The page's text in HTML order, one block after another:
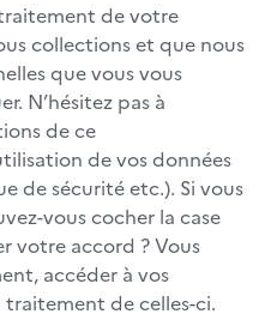
de votre
collections et que nous
que vous vous
N’hésitez pas à
de ce
de vos données
de sécurité etc.). Si vous
vous cocher la case
votre accord ? Vous
accéder à vos
de celles-ci.